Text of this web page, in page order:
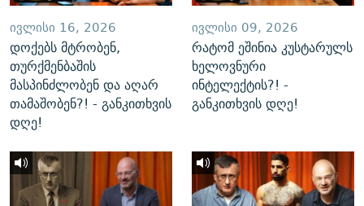
ᲘᲕᲚᲘᲡᲘ 16, 2026
დოქებს მტრობენ,
თურქმენბაშის
მასპინძლობენ და აღარ
თამაშობენ?! - განკითხვის
დღე!
ᲘᲕᲚᲘᲡᲘ 09, 2026
რატომ ეშინია კუსტარულს
ხელოვნური
ინტელექტის?! -
განკითხვის დღე!